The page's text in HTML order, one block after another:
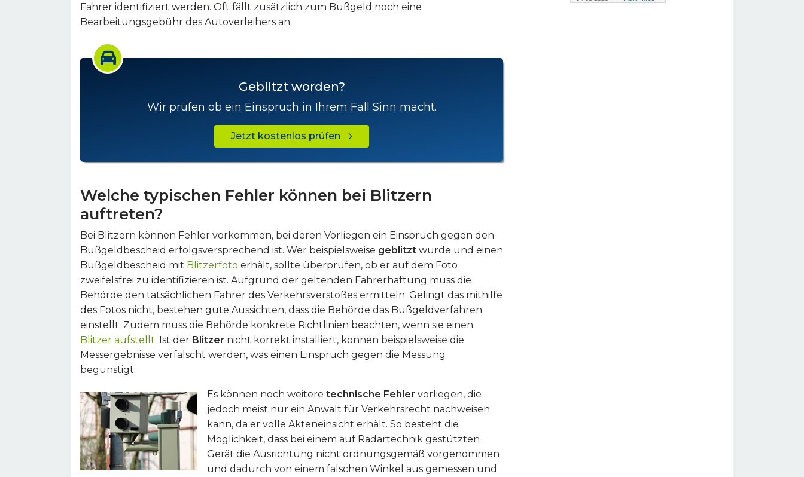
Fahrer identifiziert werden. Oft fällt zusätzlich zum Bußgeld noch eine
Bearbeitungsgebühr des Autoverleihers an.
Geblitzt worden?
Wir prüfen ob ein Einspruch in Ihrem Fall Sinn macht.
Jetzt kostenlos prüfen
Welche typischen Fehler können bei Blitzern
auftreten?
Bei Blitzern können Fehler vorkommen, bei deren Vorliegen ein Einspruch gegen den
Bußgeldbescheid erfolgsversprechend ist. Wer beispielsweise geblitzt wurde und einen
Bußgeldbescheid mit Blitzerfoto erhält, sollte überprüfen, ob er auf dem Foto
zweifelsfrei zu identifizieren ist. Aufgrund der geltenden Fahrerhaftung muss die
Behörde den tatsächlichen Fahrer des Verkehrsverstoßes ermitteln. Gelingt das mithilfe
des Fotos nicht, bestehen gute Aussichten, dass die Behörde das Bußgeldverfahren
einstellt. Zudem muss die Behörde konkrete Richtlinien beachten, wenn sie einen
Blitzer aufstellt. Ist der Blitzer nicht korrekt installiert, können beispielsweise die
Messergebnisse verfälscht werden, was einen Einspruch gegen die Messung
begünstigt.
Es können noch weitere technische Fehler vorliegen, die
jedoch meist nur ein Anwalt für Verkehrsrecht nachweisen
kann, da er volle Akteneinsicht erhält. So besteht die
Möglichkeit, dass bei einem auf Radartechnik gestützten
Gerät die Ausrichtung nicht ordnungsgemäß vorgenommen
und dadurch von einem falschen Winkel aus gemessen und